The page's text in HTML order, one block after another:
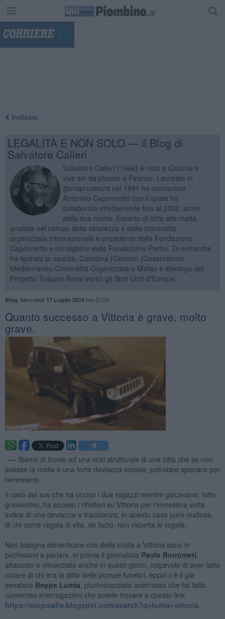
Indietro
LEGALITÀ E NON SOLO — il Blog di
Salvatore Calleri
Salvatore Calleri (1966) è nato a Catania e
vive sin da piccolo a Firenze. Laureato in
giurisprudenza nel 1991 ha conosciuto
Antonino Caponnetto con il quale ha
collaborato strettamente fino al 2002, anno
della sua morte. Esperto di lotta alla mafia,
analista nel campo della sicurezza e della criminalità
organizzata internazionale è presidente della Fondazione
Caponnetto e consigliere della Fondazione Pertini. Di entrambe
ha ispirato la nascita. Coordina l'Omcom (Osservatorio
Mediterraneo Criminalità Organizzata e Mafia) è ideologo del
Progetto Tulipani Rossi verso gli Stati Uniti d'Europa.
Blog Mercoledì 17 Luglio 2019ore 07:00
​Quanto successo a Vittoria è grave, molto
grave.
. — Siamo di fronte ad una crisi strutturale di una città che se non
avesse la mafia e una forte devianza sociale, potrebbe spiccare per
benessere.
Il caso del suv che ha ucciso i due ragazzi mentre giocavano, fatto
gravissimo, ha acceso i riflettori su Vittoria per l'ennesima volta,
indice di una devianza e tracotanza, in questo caso pure mafiosa,
di chi come regola di vita, de facto, non rispetta le regole.
Non bisogna dimenticare che della mafia a Vittoria sono in
pochissimi a parlare, in primis il giornalista Paolo Borrometi
attaccato e minacciato anche in questi giorni, colpevole di aver fatto
notare di chi era la ditta delle pompe funebri, eppoi c'è il già
senatore Beppe Lumia , pluriminacciato anch'esso che ha fatto
numerose interrogazioni che potete trovare a questo link
https://stopmafia.blogspot.com/search?q=lumia+vittoria